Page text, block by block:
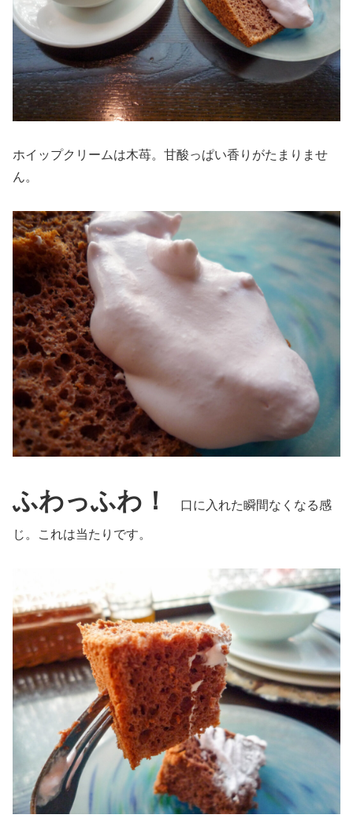
ホイップクリームは木苺。甘酸っぱい香りがたまりませ
ん。
ふわっふわ！ 口に入れた瞬間なくなる感
じ。これは当たりです。